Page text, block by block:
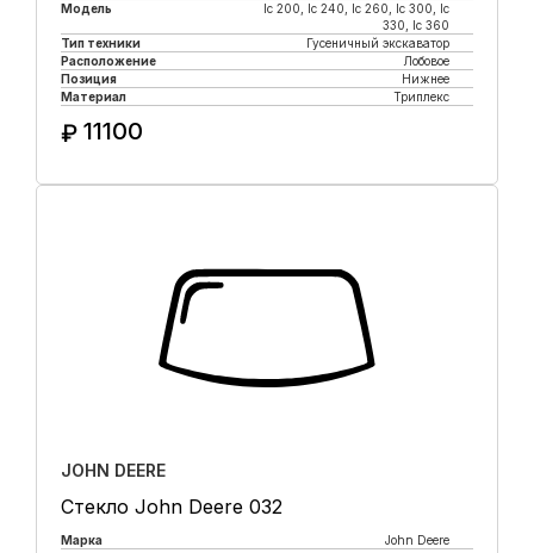
Модель
lc 200, lc 240, lc 260, lc 300, lc
330, lc 360
Тип техники
Гусеничный экскаватор
Расположение
Лобовое
Позиция
Нижнее
Материал
Триплекс
₽ 11100
JOHN DEERE
Стекло John Deere 032
Марка
John Deere